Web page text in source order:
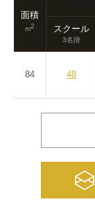
面積
m2 スクール
3名掛
84 48